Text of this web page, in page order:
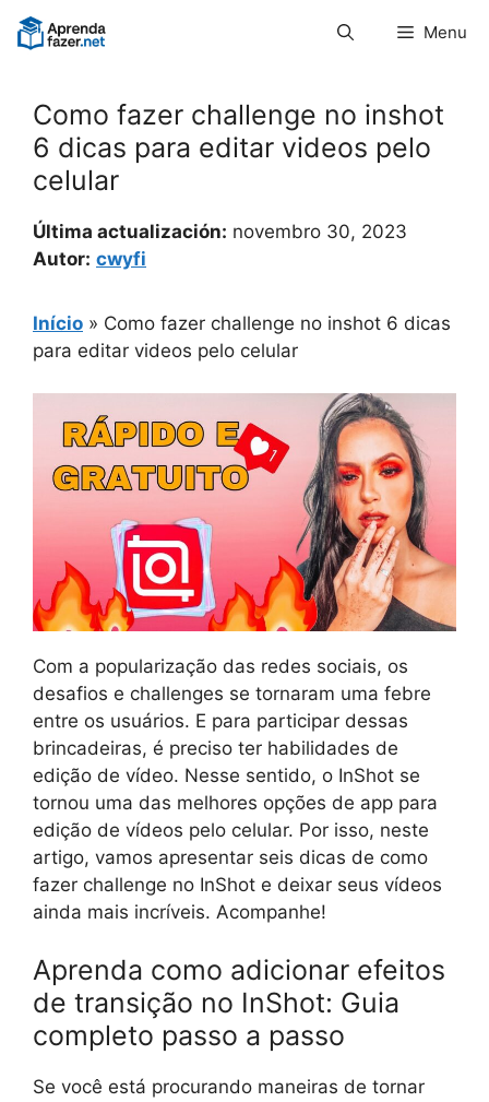
Pular
para
Menu
Como fazer challenge no inshot
6 dicas para editar videos pelo
celular
Última actualización: novembro 30, 2023
Autor: cwyfi
Início » Como fazer challenge no inshot 6 dicas
para editar videos pelo celular
Com a popularização das redes sociais, os
desafios e challenges se tornaram uma febre
entre os usuários. E para participar dessas
brincadeiras, é preciso ter habilidades de
edição de vídeo. Nesse sentido, o InShot se
tornou uma das melhores opções de app para
edição de vídeos pelo celular. Por isso, neste
artigo, vamos apresentar seis dicas de como
fazer challenge no InShot e deixar seus vídeos
ainda mais incríveis. Acompanhe!
Aprenda como adicionar efeitos
de transição no InShot: Guia
completo passo a passo
Se você está procurando maneiras de tornar